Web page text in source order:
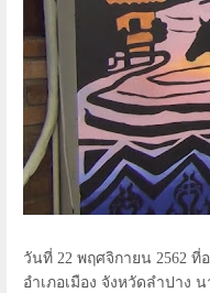
วันที่ 22 พฤศจิกายน 2562 ที่
อำเภอเมือง จังหวัดลำปาง